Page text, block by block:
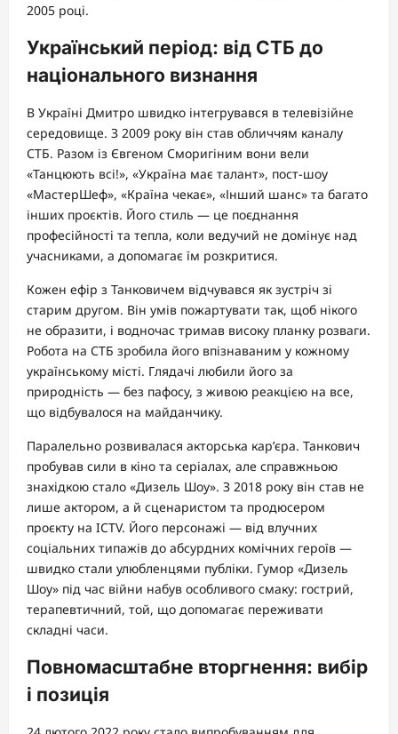
2005 році.
Український період: від СТБ до
національного визнання
В Україні Дмитро швидко інтегрувався в телевізійне
середовище. З 2009 року він став обличчям каналу
СТБ. Разом із Євгеном Сморигіним вони вели
«Танцюють всі!», «Україна має талант», пост-шоу
«МастерШеф», «Країна чекає», «Інший шанс» та багато
інших проєктів. Його стиль — це поєднання
професійності та тепла, коли ведучий не домінує над
учасниками, а допомагає їм розкритися.
Кожен ефір з Танковичем відчувався як зустріч зі
старим другом. Він умів пожартувати так, щоб нікого
не образити, і водночас тримав високу планку розваги.
Робота на СТБ зробила його впізнаваним у кожному
українському місті. Глядачі любили його за
природність — без пафосу, з живою реакцією на все,
що відбувалося на майданчику.
Паралельно розвивалася акторська кар’єра. Танкович
пробував сили в кіно та серіалах, але справжньою
знахідкою стало «Дизель Шоу». З 2018 року він став не
лише актором, а й сценаристом та продюсером
проєкту на ICTV. Його персонажі — від влучних
соціальних типажів до абсурдних комічних героїв —
швидко стали улюбленцями публіки. Гумор «Дизель
Шоу» під час війни набув особливого смаку: гострий,
терапевтичний, той, що допомагає переживати
складні часи.
Повномасштабне вторгнення: вибір
і позиція